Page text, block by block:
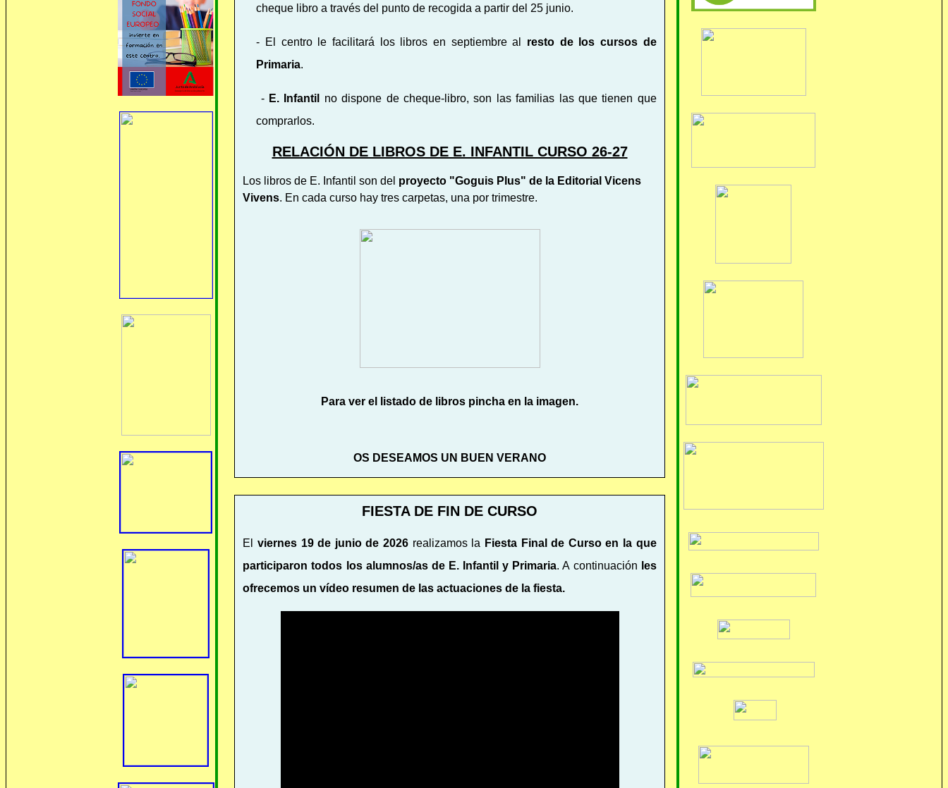
cheque libro a través del punto de recogida a partir del 25 junio.
- El centro le facilitará los libros en septiembre al resto de los cursos de
Primaria.
- E. Infantil
no dispone de cheque-libro, son las familias las que tienen que
comprarlos.
RELACIÓN DE LIBROS DE E. INFANTIL CURSO 26-27
Los libros de E. Infantil son del proyecto "Goguis Plus" de la Editorial Vicens
Vivens. En cada curso hay tres carpetas, una por trimestre.
Para ver el listado de libros pincha en la imagen.
OS DESEAMOS UN BUEN VERANO
FIESTA DE FIN DE CURSO
El viernes 19 de junio de 2026 realizamos la Fiesta Final de Curso en la que
participaron todos los alumnos/as de E. Infantil y Primaria. A continuación les
ofrecemos un vídeo resumen de las actuaciones de la fiesta.